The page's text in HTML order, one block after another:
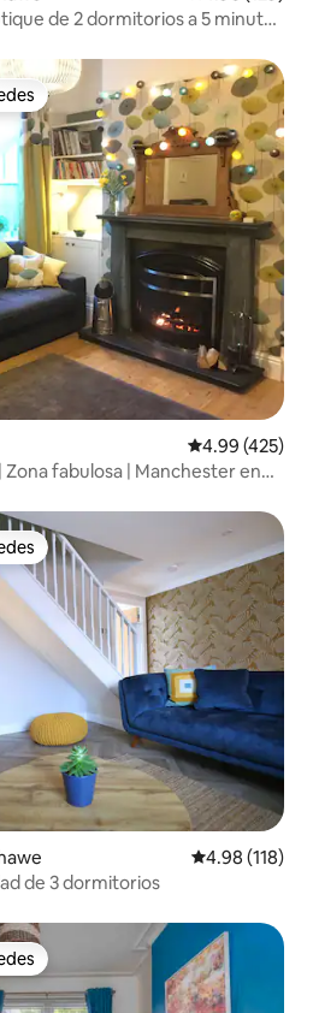
de 2 dormitorios a 5 minutos
entre huéspedes
Calificación
4.99 (425)
fabulosa | Manchester en
entre huéspedes
Calificación
4.98 (118)
de 3 dormitorios
entre huéspedes